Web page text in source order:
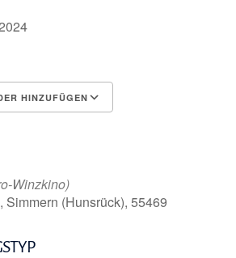
HINZUFÜGEN
Winzkino)
Simmern (Hunsrück), 55469